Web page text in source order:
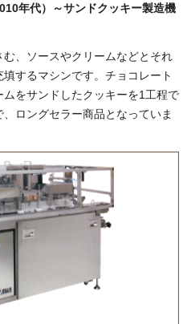
年代）～サンドクッキー製造機
、ソースやクリームなどとそれ
するマシンです。チョコレート
をサンドしたクッキーを1工程で
ロングセラー商品となっていま